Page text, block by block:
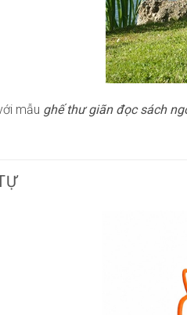
mẫu ghế thư giãn đọc sách